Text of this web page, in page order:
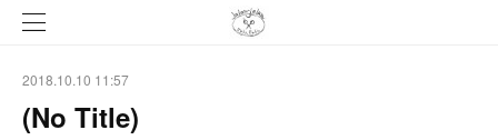
2018.10.10 11:57
(No Title)